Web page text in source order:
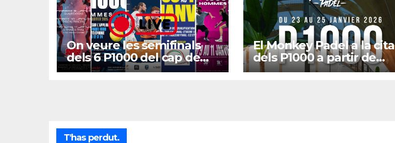
On veure les semifinals
dels 6 P1000 del cap de
setmana?
El Monkey Padel a la cita
dels P1000 a partir de
gener
T'has perdut.